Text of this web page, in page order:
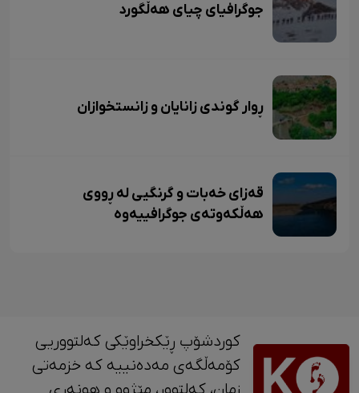
جوگرافیای چیای هەڵگورد
ڕوار گوندی زانایان و زانستخوازان
قەزای خەبات و گرنگیی لە ڕووی
هەڵکەوتەی جوگرافییەوە
کوردشۆپ ڕێکخراوێکی کەلتووریی
کۆمەڵگەی مەدەنییە کە خزمەتی